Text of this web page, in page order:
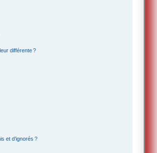
différente ?
et d’ignorés ?